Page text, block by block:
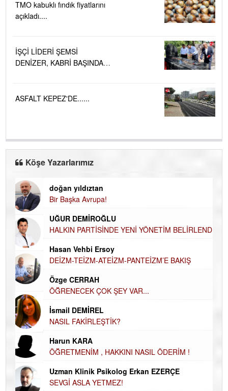
TMO kabuklı fındık fiyatlarını
açıkladı....
İŞÇİ LİDERİ ŞEMSİ
DENİZER, KABRİ BAŞINDA
ASFALT KEPEZ'DE......
Köşe Yazarlarımız
doğan yıldıztan
Bir Başka Avrupa!
UĞUR DEMİROĞLU
HALKIN PARTİSİNDE YENİ YÖNETİM BELİRLENDİ…
Hasan Vehbi Ersoy
DEİZM-TEİZM-ATEİZM-PANTEİZM’E BAKIŞ
Özge CERRAH
ÖĞRENECEK ÇOK ŞEY VAR...
İsmail DEMİREL
NASIL FAKİRLEŞTİK?
Harun KARA
ÖĞRETMENİM , HAKKINI NASIL ÖDERİM !
Uzman Klinik Psikolog Erkan EZERÇE
SEVGİ ASLA YETMEZ!